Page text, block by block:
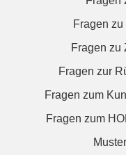
Fragen
Fragen zu
Fragen zur
Fragen zum
Fragen zum